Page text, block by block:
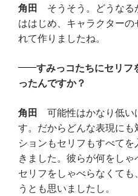
角田 そうそう。どうなる
ははじめ、キャラクター
れて作りましたね。
すみっコたちにセリフ
ったんですか？
角田 可能性はかなり低い
す。だからどんな表現に
ションもセリフもすべて
きました。彼らが何をし
セリフをしゃべらなくて
うとも思いましたし。